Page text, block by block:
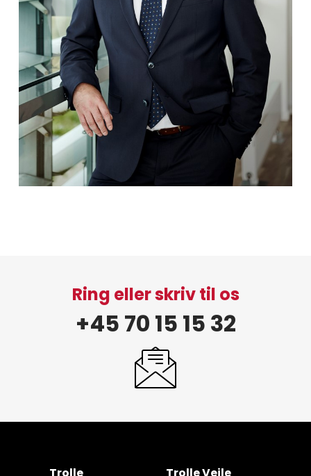
Ring eller skriv til os
+45 70 15 15 32
Trolle Trolle Vejle